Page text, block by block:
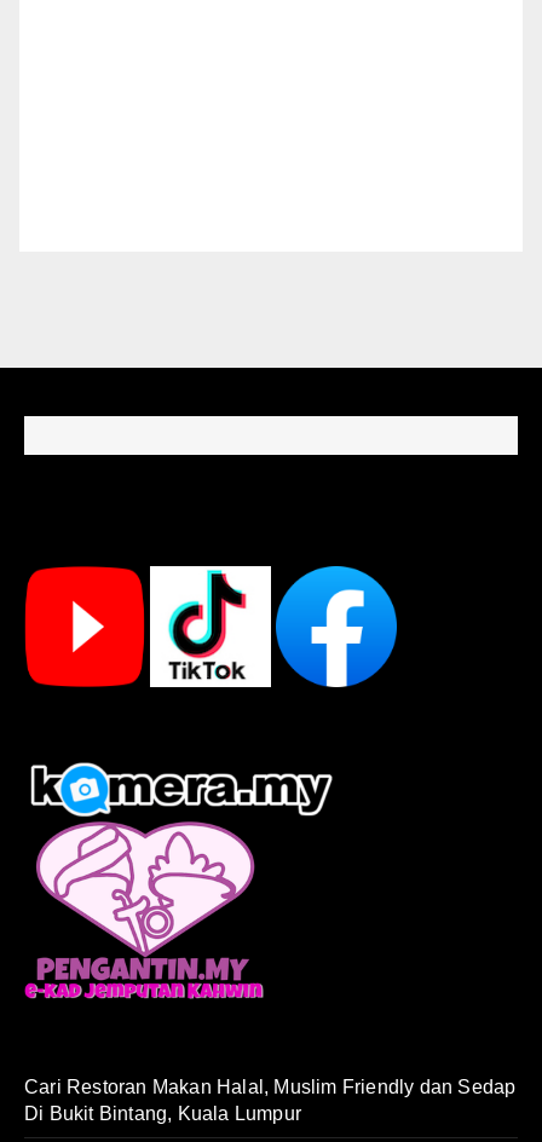
Cari Restoran Makan Halal, Muslim Friendly dan Sedap
Di Bukit Bintang, Kuala Lumpur